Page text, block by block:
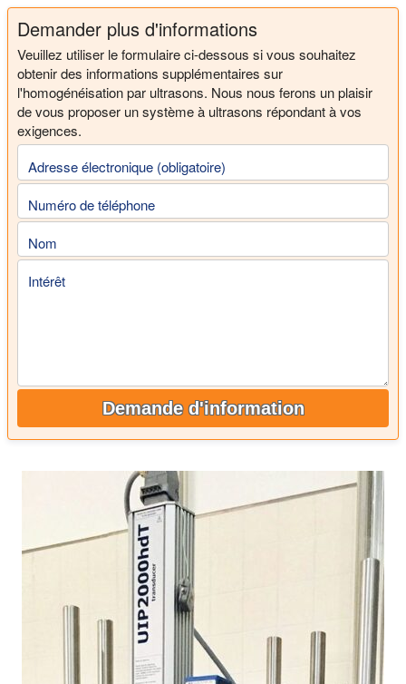
Demander plus d'informations
Veuillez utiliser le formulaire ci-dessous si vous souhaitez
obtenir des informations supplémentaires sur
l'homogénéisation par ultrasons. Nous nous ferons un plaisir
de vous proposer un système à ultrasons répondant à vos
exigences.
Adresse électronique (obligatoire)
Numéro de téléphone
Nom
Intérêt
Demande d'information